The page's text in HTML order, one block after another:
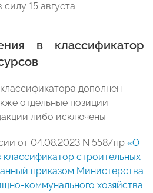
силу 15 августа.
в классификатор
дополнен
отдельные позиции
либо исключены.
от 04.08.2023 N 558/пр «О
строительных
приказом Министерства
коммунального хозяйства